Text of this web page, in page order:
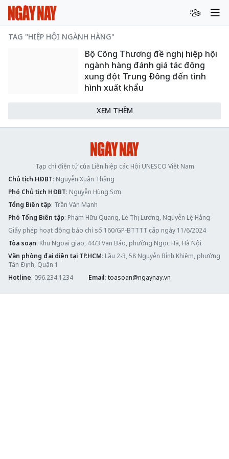
TAG "HIỆP HỘI NGÀNH HÀNG"
Bộ Công Thương đề nghị hiệp hội
ngành hàng đánh giá tác động
xung đột Trung Đông đến tình
hình xuất khẩu
XEM THÊM
Tạp chí điện tử của Liên hiệp các Hội UNESCO Việt Nam
Chủ tịch HĐBT: Nguyễn Xuân Thắng
Phó Chủ tịch HĐBT: Nguyễn Hùng Sơn
Tổng Biên tập: Trần Văn Mạnh
Phó Tổng Biên tập: Phạm Hữu Quang, Lê Thị Lương, Nguyễn Lệ Hằng
Giấy phép hoạt động báo chí số 160/GP-BTTTT cấp ngày 11/6/2024
Tòa soạn: Khu Ngoại giao, 44/3 Vạn Bảo, phường Ngọc Hà, Hà Nội
Văn phòng đại diện tại TP.HCM: Lầu 2-3, 58 Nguyễn Bỉnh Khiêm, phường
Tân Định, Quận 1
Hotline: 096.234.1234 Email: toasoan@ngaynay.vn